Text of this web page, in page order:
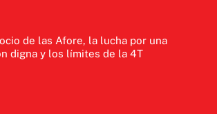
de las Afore, la lucha por una
digna y los límites de la 4T